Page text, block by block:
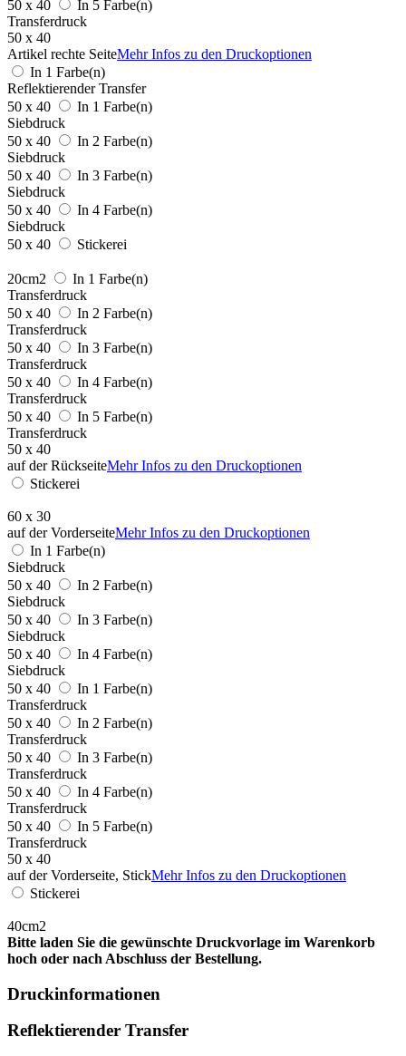
50 x 40
In 5 Farbe(n)
Transferdruck
50 x 40
Artikel rechte SeiteMehr Infos zu den Druckoptionen
In 1 Farbe(n)
Reflektierender Transfer
50 x 40
In 1 Farbe(n)
Siebdruck
50 x 40
In 2 Farbe(n)
Siebdruck
50 x 40
In 3 Farbe(n)
Siebdruck
50 x 40
In 4 Farbe(n)
Siebdruck
50 x 40
Stickerei
20cm2
In 1 Farbe(n)
Transferdruck
50 x 40
In 2 Farbe(n)
Transferdruck
50 x 40
In 3 Farbe(n)
Transferdruck
50 x 40
In 4 Farbe(n)
Transferdruck
50 x 40
In 5 Farbe(n)
Transferdruck
50 x 40
auf der RückseiteMehr Infos zu den Druckoptionen
Stickerei
60 x 30
auf der VorderseiteMehr Infos zu den Druckoptionen
In 1 Farbe(n)
Siebdruck
50 x 40
In 2 Farbe(n)
Siebdruck
50 x 40
In 3 Farbe(n)
Siebdruck
50 x 40
In 4 Farbe(n)
Siebdruck
50 x 40
In 1 Farbe(n)
Transferdruck
50 x 40
In 2 Farbe(n)
Transferdruck
50 x 40
In 3 Farbe(n)
Transferdruck
50 x 40
In 4 Farbe(n)
Transferdruck
50 x 40
In 5 Farbe(n)
Transferdruck
50 x 40
auf der Vorderseite, StickMehr Infos zu den Druckoptionen
Stickerei
40cm2
Bitte laden Sie die gewünschte Druckvorlage im Warenkorb
hoch oder nach Abschluss der Bestellung.
Druckinformationen
Reflektierender Transfer